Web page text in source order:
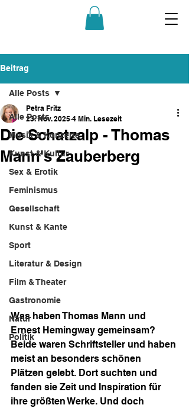
Beitrag
Alle Posts
Musik & Konzerte
Kunst & Kultur
Sex & Erotik
Feminismus
Gesellschaft
Kunst & Kante
Sport
Literatur & Design
Film & Theater
Gastronomie
Natur
Politik
Alle Posts
Die Schatzalp - Thomas
Mann's Zauberberg
Petra Fritz
23. Nov. 2025 4 Min. Lesezeit
Was haben Thomas Mann und
Ernest Hemingway gemeinsam?
Beide waren Schriftsteller und haben
meist an besonders schönen
Plätzen gelebt. Dort suchten und
fanden sie Zeit und Inspiration für
ihre größten Werke. Und doch